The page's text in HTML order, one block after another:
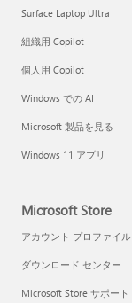
Surface Laptop Ultra
組織用 Copilot
個人用 Copilot
Windows での AI
Microsoft 製品を見る
Windows 11 アプリ
Microsoft Store
アカウント プロファイル
ダウンロード センター
Microsoft Store サポート